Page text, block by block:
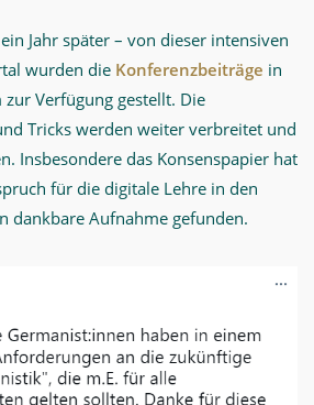
Jahr später – von dieser intensiven
wurden die Konferenzbeiträge in
Verfügung gestellt. Die
Tricks werden weiter verbreitet und
Insbesondere das Konsenspapier hat
für die digitale Lehre in den
dankbare Aufnahme gefunden.